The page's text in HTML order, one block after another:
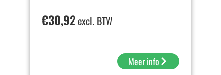
€30,92excl. BTW
Meer info